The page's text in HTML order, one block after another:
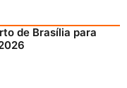
de Brasília para